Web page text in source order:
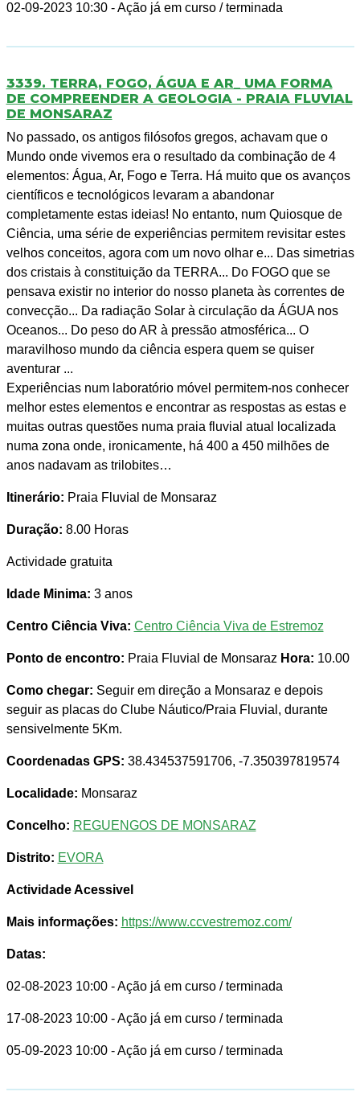
02-09-2023 10:30 - Ação já em curso / terminada
3339. TERRA, FOGO, ÁGUA E AR_ UMA FORMA
DE COMPREENDER A GEOLOGIA - PRAIA FLUVIAL
DE MONSARAZ
No passado, os antigos filósofos gregos, achavam que o
Mundo onde vivemos era o resultado da combinação de 4
elementos: Água, Ar, Fogo e Terra. Há muito que os avanços
científicos e tecnológicos levaram a abandonar
completamente estas ideias! No entanto, num Quiosque de
Ciência, uma série de experiências permitem revisitar estes
velhos conceitos, agora com um novo olhar e... Das simetrias
dos cristais à constituição da TERRA... Do FOGO que se
pensava existir no interior do nosso planeta às correntes de
convecção... Da radiação Solar à circulação da ÁGUA nos
Oceanos... Do peso do AR à pressão atmosférica... O
maravilhoso mundo da ciência espera quem se quiser
aventurar ...
Experiências num laboratório móvel permitem-nos conhecer
melhor estes elementos e encontrar as respostas as estas e
muitas outras questões numa praia fluvial atual localizada
numa zona onde, ironicamente, há 400 a 450 milhões de
anos nadavam as trilobites…
Itinerário: Praia Fluvial de Monsaraz
Duração: 8.00 Horas
Actividade gratuita
Idade Minima: 3 anos
Centro Ciência Viva: Centro Ciência Viva de Estremoz
Ponto de encontro: Praia Fluvial de Monsaraz Hora: 10.00
Como chegar: Seguir em direção a Monsaraz e depois
seguir as placas do Clube Náutico/Praia Fluvial, durante
sensivelmente 5Km.
Coordenadas GPS: 38.434537591706, -7.350397819574
Localidade: Monsaraz
Concelho: REGUENGOS DE MONSARAZ
Distrito: EVORA
Actividade Acessivel
Mais informações: https://www.ccvestremoz.com/
Datas:
02-08-2023 10:00 - Ação já em curso / terminada
17-08-2023 10:00 - Ação já em curso / terminada
05-09-2023 10:00 - Ação já em curso / terminada